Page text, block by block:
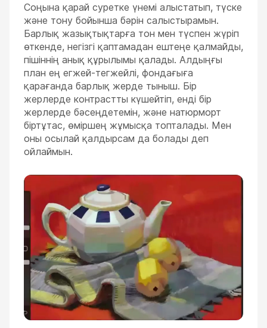
Соңына қарай суретке үнемі алыстатып, түске
және тону бойынша бәрін салыстырамын.
Барлық жазықтықтарға тон мен түспен жүріп
өткенде, негізгі қаптамадан ештеңе қалмайды,
пішіннің анық құрылымы қалады. Алдыңғы
план ең егжей-тегжейлі, фондағыға
қарағанда барлық жерде тыныш. Бір
жерлерде контрастты күшейтіп, енді бір
жерлерде бәсеңдетемін, және натюрморт
біртұтас, өміршең жұмысқа топталады. Мен
оны осылай қалдырсам да болады деп
ойлаймын.